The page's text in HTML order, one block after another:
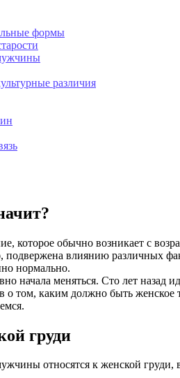
формы
различия
которое обычно возникает с
подвержена влиянию различных
нормально.
начала меняться. Сто лет
о том, каким должно быть
груди
относятся к женской